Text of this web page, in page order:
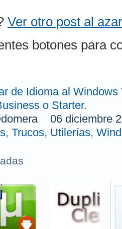
Ver otro post al azar
botones para
de Idioma al
o Starter.
06 diciembre
, Trucos, Utilerías,